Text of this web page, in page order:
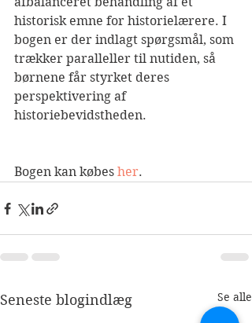
historisk emne for historielærere. I
bogen er der indlagt spørgsmål, som
trækker paralleller til nutiden, så
børnene får styrket deres
perspektivering af
historiebevidstheden.
Bogen kan købes her.
Seneste blogindlæg Se alle